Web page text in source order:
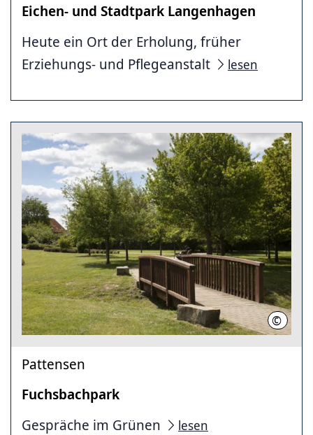
Eichen- und Stadtpark Langenhagen
Heute ein Ort der Erholung, früher
Erziehungs- und Pflegeanstalt
lesen
© C.
Pattensen
Fuchsbachpark
Gespräche im Grünen
lesen